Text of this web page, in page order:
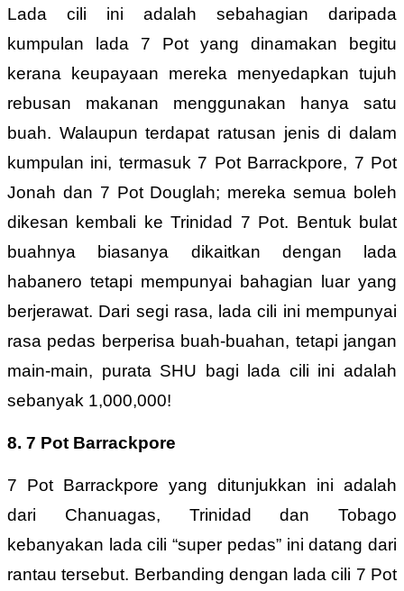
Lada cili ini adalah sebahagian daripada
kumpulan lada 7 Pot yang dinamakan begitu
kerana keupayaan mereka menyedapkan tujuh
rebusan makanan menggunakan hanya satu
buah. Walaupun terdapat ratusan jenis di dalam
kumpulan ini, termasuk 7 Pot Barrackpore, 7 Pot
Jonah dan 7 Pot Douglah; mereka semua boleh
dikesan kembali ke Trinidad 7 Pot. Bentuk bulat
buahnya biasanya dikaitkan dengan lada
habanero tetapi mempunyai bahagian luar yang
berjerawat. Dari segi rasa, lada cili ini mempunyai
rasa pedas berperisa buah-buahan, tetapi jangan
main-main, purata SHU bagi lada cili ini adalah
sebanyak 1,000,000!
8. 7 Pot Barrackpore
7 Pot Barrackpore yang ditunjukkan ini adalah
dari Chanuagas, Trinidad dan Tobago
kebanyakan lada cili “super pedas” ini datang dari
rantau tersebut. Berbanding dengan lada cili 7 Pot